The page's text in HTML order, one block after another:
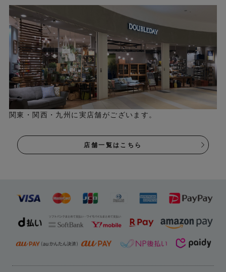
関東・関西・九州に実店舗がございます。
店舗一覧はこちら